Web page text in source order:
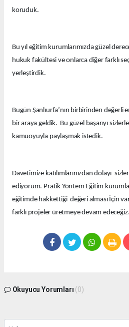
koruduk.
Bu yıl eğitim kurumlarımızda güzel
hukuk fakültesi ve onlarca diğer farklı
yerleştirdik.
Bugün Şanlıurfa’nın birbirinden değerli
bir araya geldik. Bu güzel başarıyı sizlerle
kamuoyuyla paylaşmak istedik.
Davetimize katılımlarınızdan dolayı
ediyorum. Pratik Yöntem Eğitim
eğitimde hakkettiği değeri alması İçin
farklı projeler üretmeye devam
Okuyucu Yorumları (0)